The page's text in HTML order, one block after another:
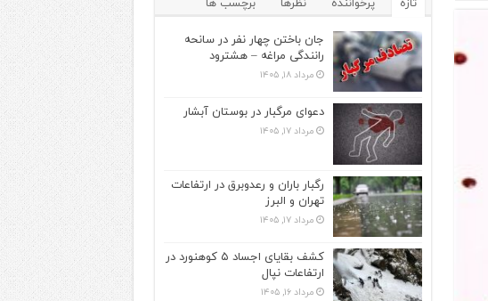
جان باختن چهار نفر در سانحه
رانندگی مراغه – هشترود
مرداد ۱۸, ۱۴۰۵
دعوای مرگبار در بوستان آبشار
مرداد ۱۷, ۱۴۰۵
رگبار باران و رعدوبرق در ارتفاعات
تهران و البرز
مرداد ۱۷, ۱۴۰۵
کشف بقایای اجساد ۵ کوهنورد در
ارتفاعات نپال
مرداد ۱۶, ۱۴۰۵